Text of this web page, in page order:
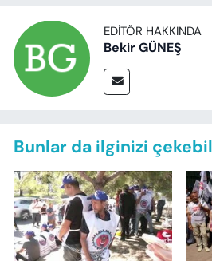
EDITÖR HAKKINDA
Bekir GÜNEŞ
Bunlar da ilginizi